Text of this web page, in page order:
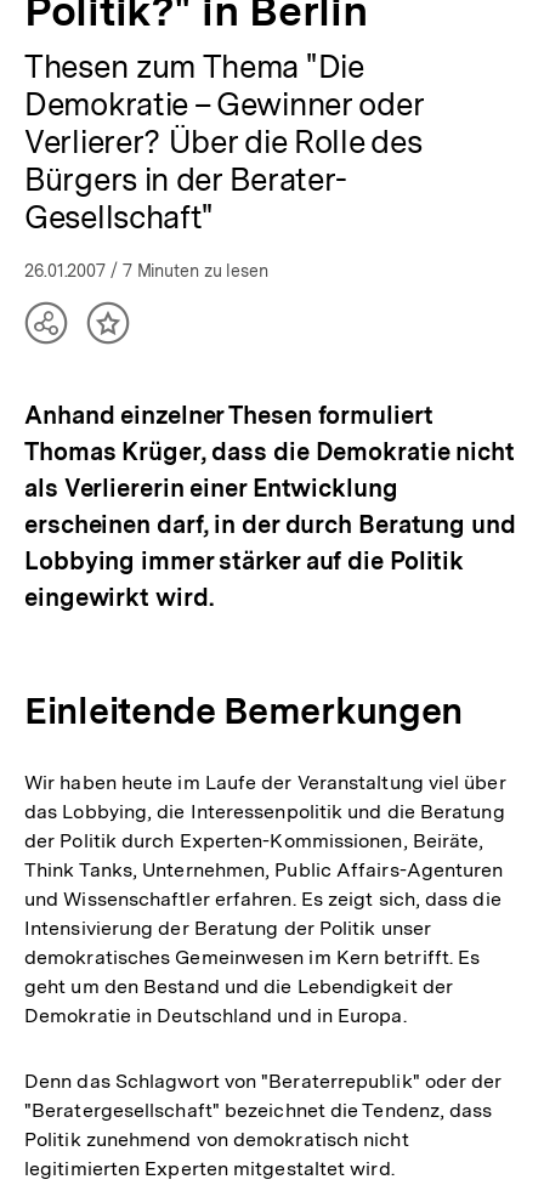
Presse
bpb.de
Politik?" in Berlin
Thesen zum Thema "Die
Demokratie – Gewinner oder
Verlierer? Über die Rolle des
Bürgers in der Berater-
Gesellschaft"
26.01.2007 / 7 Minuten zu lesen
TeilenInhalt
Anhand einzelner Thesen formuliert
Thomas Krüger, dass die Demokratie nicht
als Verliererin einer Entwicklung
erscheinen darf, in der durch Beratung und
Lobbying immer stärker auf die Politik
eingewirkt wird.
Einleitende Bemerkungen
Wir haben heute im Laufe der Veranstaltung viel über
das Lobbying, die Interessenpolitik und die Beratung
der Politik durch Experten-Kommissionen, Beiräte,
Think Tanks, Unternehmen, Public Affairs-Agenturen
und Wissenschaftler erfahren. Es zeigt sich, dass die
Intensivierung der Beratung der Politik unser
demokratisches Gemeinwesen im Kern betrifft. Es
geht um den Bestand und die Lebendigkeit der
Demokratie in Deutschland und in Europa.
Denn das Schlagwort von "Beraterrepublik" oder der
"Beratergesellschaft" bezeichnet die Tendenz, dass
Politik zunehmend von demokratisch nicht
legitimierten Experten mitgestaltet wird.